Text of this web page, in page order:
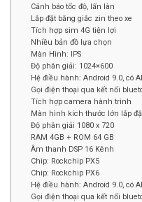
Cảnh báo tốc độ, lấn làn
Lắp đặt bằng giắc zin theo xe
Tích hợp sim 4G tiện lợi
Nhiều bản đồ lựa chọn
Màn Hình: IPS
Độ phân giải: 1024×600
Hệ điều hành: Android 9.0, có
Gọi điện thoại qua kết nối
Tích hợp camera hành trình
Màn hình kích thước lớn lắp
Độ phân giải 1080 x 720
RAM 4GB + ROM 64 GB
Âm thanh DSP 16 Kênh
Chip: Rockchip PX5
Chip: Rockchip PX6
Hệ điều hành: Android 9.0, có
Gọi điện thoại qua kết nối